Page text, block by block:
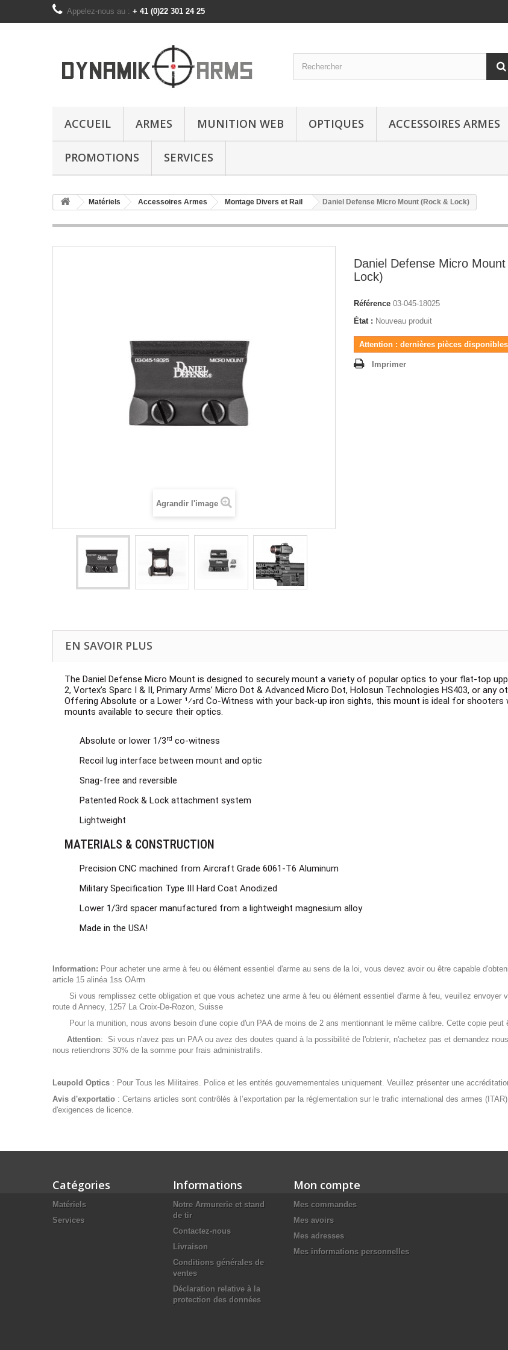
Appelez-nous au : + 41 (0)22 301 24 25
ACCUEIL ARMES MUNITION WEB OPTIQUES ACCESSOIRES ARMES
PROMOTIONS SERVICES
Matériels Accessoires Armes Montage Divers et Rail Daniel Defense Micro Mount (Rock & Lock)
Agrandir l'image
Daniel Defense Micro
Lock)
Référence 03-045-18025
État : Nouveau produit
Attention : dernières pièces
Imprimer
EN SAVOIR PLUS
The Daniel Defense Micro Mount is designed to securely mount a variety of popular optics to your flat-top
2, Vortex’s Sparc I & II, Primary Arms’ Micro Dot & Advanced Micro Dot, Holosun Technologies HS403, or
Offering Absolute or a Lower 1⁄3rd Co-Witness with your back-up iron sights, this mount is ideal for
mounts available to secure their optics.
Absolute or lower 1/3rd co-witness
Recoil lug interface between mount and optic
Snag-free and reversible
Patented Rock & Lock attachment system
Lightweight
MATERIALS & CONSTRUCTION
Precision CNC machined from Aircraft Grade 6061-T6 Aluminum
Military Specification Type III Hard Coat Anodized
Lower 1/3rd spacer manufactured from a lightweight magnesium alloy
Made in the USA!
Information: Pour acheter une arme à feu ou élément essentiel d'arme au sens de la loi, vous devez avoir ou être capable
article 15 alinéa 1ss OArm
Si vous remplissez cette obligation et que vous achetez une arme à feu ou élément essentiel d'arme à feu, veuillez envoyer
route d Annecy, 1257 La Croix-De-Rozon, Suisse
Pour la munition, nous avons besoin d'une copie d'un PAA de moins de 2 ans mentionnant le même calibre. Cette copie peut
Attention: Si vous n'avez pas un PAA ou avez des doutes quand à la possibilité de l'obtenir, n'achetez pas et demandez
nous retiendrons 30% de la somme pour frais administratifs.
Leupold Optics : Pour Tous les Militaires. Police et les entités gouvernementales uniquement. Veuillez présenter une
Avis d'exportatio : Certains articles sont contrôlés à l’exportation par la réglementation sur le trafic international des armes
d'exigences de licence.
Catégories
Matériels
Services
Informations
Notre Armurerie et stand
de tir
Contactez-nous
Livraison
Conditions générales de
ventes
Déclaration relative à la
protection des données
Mon compte
Mes commandes
Mes avoirs
Mes adresses
Mes informations personnelles